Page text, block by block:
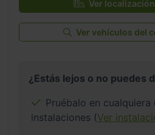
Ver
Ver vehículos del
¿Estás lejos o no puedes
Pruébalo en cualquiera
instalaciones (Ver